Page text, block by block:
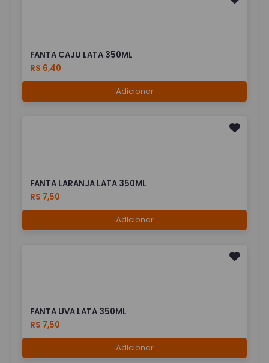
FANTA CAJU LATA 350ML
R$ 6,40
Adicionar
FANTA LARANJA LATA 350ML
R$ 7,50
Adicionar
FANTA UVA LATA 350ML
R$ 7,50
Adicionar